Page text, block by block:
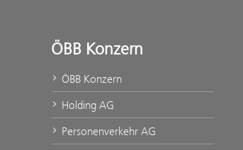
ÖBB Konzern
ÖBB Konzern
Holding AG
Personenverkehr AG